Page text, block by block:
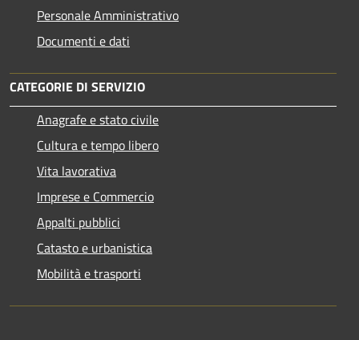
Personale Amministrativo
Documenti e dati
CATEGORIE DI SERVIZIO
Anagrafe e stato civile
Cultura e tempo libero
Vita lavorativa
Imprese e Commercio
Appalti pubblici
Catasto e urbanistica
Mobilità e trasporti